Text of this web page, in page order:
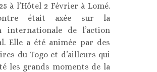
à l’Hôtel 2 Février à Lomé.
était axée sur la
internationale de l’action
Elle a été animée par des
du Togo et d’ailleurs qui
les grands moments de la